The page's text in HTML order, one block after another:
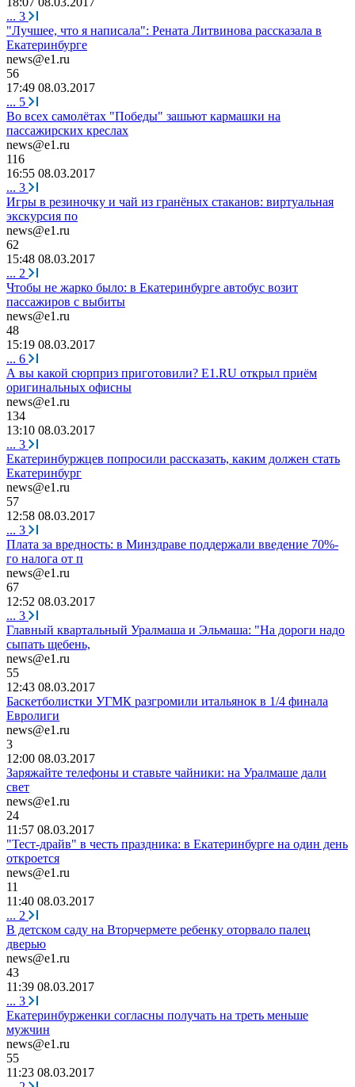
... 3
"Лучшее, что я написала": Рената Литвинова рассказала в
Екатеринбурге
news@e1.ru
56
17:49 08.03.2017
... 5
Во всех самолётах "Победы" зашьют кармашки на
пассажирских креслах
news@e1.ru
116
16:55 08.03.2017
... 3
Игры в резиночку и чай из гранёных стаканов: виртуальная
экскурсия по
news@e1.ru
62
15:48 08.03.2017
... 2
Чтобы не жарко было: в Екатеринбурге автобус возит
пассажиров с выбиты
news@e1.ru
48
15:19 08.03.2017
... 6
А вы какой сюрприз приготовили? Е1.RU открыл приём
оригинальных офисны
news@e1.ru
134
13:10 08.03.2017
... 3
Екатеринбуржцев попросили рассказать, каким должен стать
Екатеринбург
news@e1.ru
57
12:58 08.03.2017
... 3
Плата за вредность: в Минздраве поддержали введение 70%-
го налога от п
news@e1.ru
67
12:52 08.03.2017
... 3
Главный квартальный Уралмаша и Эльмаша: "На дороги надо
сыпать щебень,
news@e1.ru
55
12:43 08.03.2017
Баскетболистки УГМК разгромили итальянок в 1/4 финала
Евролиги
news@e1.ru
3
12:00 08.03.2017
Заряжайте телефоны и ставьте чайники: на Уралмаше дали
свет
news@e1.ru
24
11:57 08.03.2017
"Тест-драйв" в честь праздника: в Екатеринбурге на один день
откроется
news@e1.ru
11
11:40 08.03.2017
... 2
В детском саду на Вторчермете ребенку оторвало палец
дверью
news@e1.ru
43
11:39 08.03.2017
... 3
Екатеринбурженки согласны получать на треть меньше
мужчин
news@e1.ru
55
11:23 08.03.2017